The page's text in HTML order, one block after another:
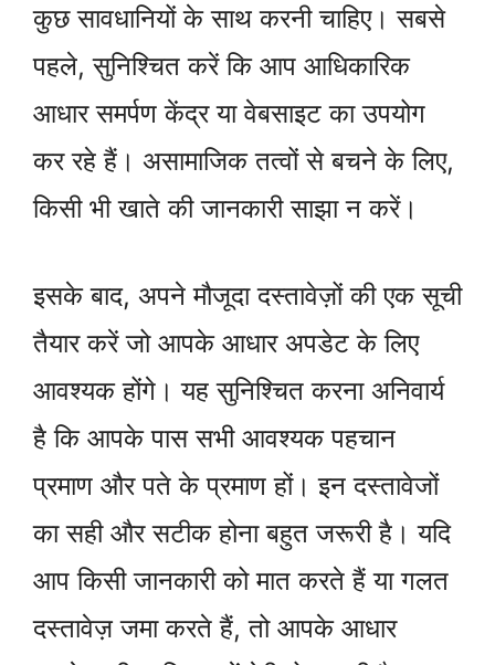
कुछ सावधानियों के साथ करनी चाहिए। सबसे
पहले, सुनिश्चित करें कि आप आधिकारिक
आधार समर्पण केंद्र या वेबसाइट का उपयोग
कर रहे हैं। असामाजिक तत्वों से बचने के लिए,
किसी भी खाते की जानकारी साझा न करें।
इसके बाद, अपने मौजूदा दस्तावेज़ों की एक सूची
तैयार करें जो आपके आधार अपडेट के लिए
आवश्यक होंगे। यह सुनिश्चित करना अनिवार्य
है कि आपके पास सभी आवश्यक पहचान
प्रमाण और पते के प्रमाण हों। इन दस्तावेजों
का सही और सटीक होना बहुत जरूरी है। यदि
आप किसी जानकारी को मात करते हैं या गलत
दस्तावेज़ जमा करते हैं, तो आपके आधार